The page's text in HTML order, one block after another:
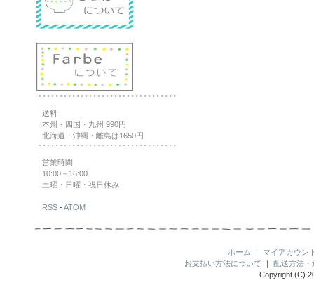
送料
本州・四国・九州 990円
北海道・沖縄・離島は1650円
営業時間
10:00－16:00
土曜・日曜・祝日休み
RSS -ATOM
ホーム ｜
マイアカウン
お支払い方法について ｜ 配送方法・
Copyright (C)